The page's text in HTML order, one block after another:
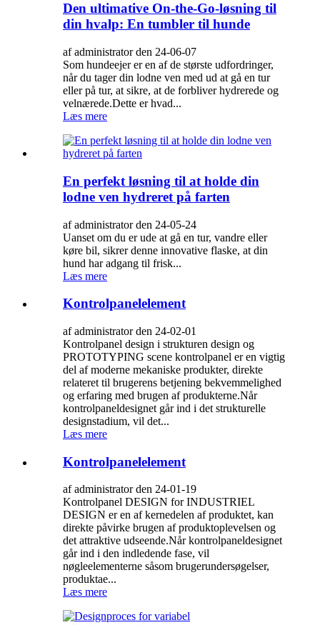
Den ultimative On-the-Go-løsning til
din hvalp: En tumbler til hunde
af administrator den 24-06-07
Som hundeejer er en af ​​de største udfordringer,
når du tager din lodne ven med ud at gå en tur
eller på tur, at sikre, at de forbliver hydrerede og
velnærede.Dette er hvad...
Læs mere
En perfekt løsning til at holde din
lodne ven hydreret på farten
af administrator den 24-05-24
Uanset om du er ude at gå en tur, vandre eller
køre bil, sikrer denne innovative flaske, at din
hund har adgang til frisk...
Læs mere
Kontrolpanelelement
af administrator den 24-02-01
Kontrolpanel design i strukturen design og
PROTOTYPING scene kontrolpanel er en vigtig
del af moderne mekaniske produkter, direkte
relateret til brugerens betjening bekvemmelighed
og erfaring med brugen af ​​produkterne.Når
kontrolpaneldesignet går ind i det strukturelle
designstadium, vil det...
Læs mere
Kontrolpanelelement
af administrator den 24-01-19
Kontrolpanel DESIGN for INDUSTRIEL
DESIGN er en af ​​kernedelen af ​​produktet, kan
direkte påvirke brugen af ​​produktoplevelsen og
det attraktive udseende.Når kontrolpaneldesignet
går ind i den indledende fase, vil
nøgleelementerne såsom brugerundersøgelser,
produktae...
Læs mere